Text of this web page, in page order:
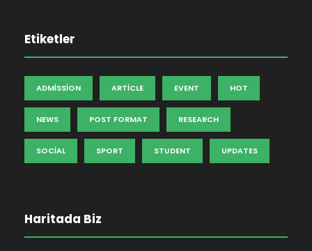
Etiketler
ADMISSION ARTICLE EVENT HOT
NEWS POST FORMAT RESEARCH
SOCIAL SPORT STUDENT UPDATES
Haritada Biz